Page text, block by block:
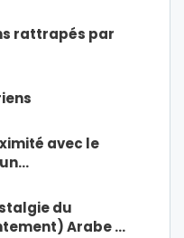
rattrapés par
avec le
du
Arabe …